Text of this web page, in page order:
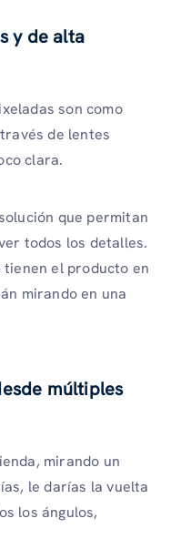
y de alta
son como
de lentes
clara.
que permitan
todos los detalles.
el producto en
mirando en una
múltiples
mirando un
le darías la vuelta
los ángulos,